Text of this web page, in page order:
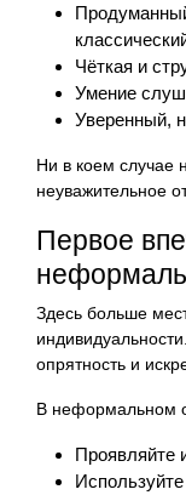
Чёткая и
Умение
Уверенный,
Ни в коем случае
неуважительное
Первое
Здесь больше
опрятность и
В неформальном
Проявляйте